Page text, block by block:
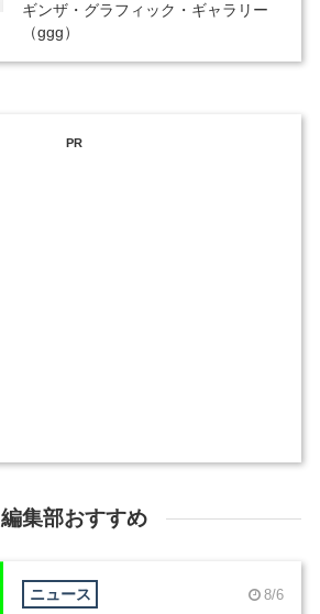
ギンザ・グラフィック・ギャラリー
（ggg）
PR
編集部おすすめ
ニュース 8/6